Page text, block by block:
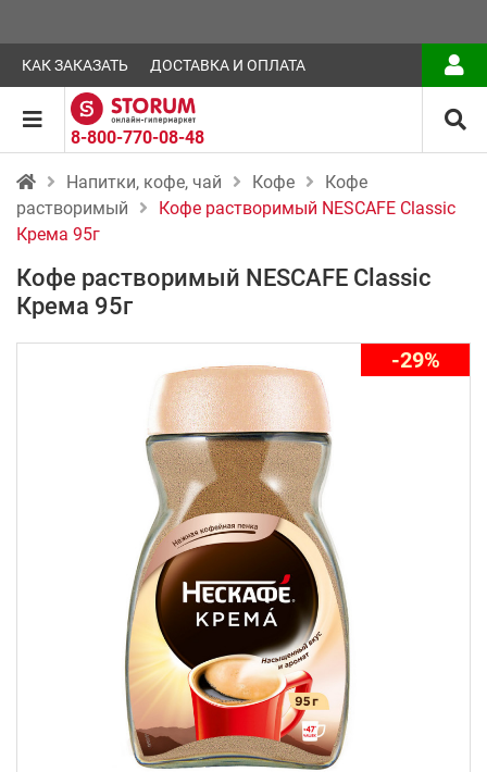
КАК ЗАКАЗАТЬ ДОСТАВКА И ОПЛАТА
8-800-770-08-48
Напитки, кофе, чай Кофе
Кофе
растворимый
Кофе растворимый NESCAFE Classic
Крема 95г
Кофе растворимый NESCAFE Classic
Крема 95г
-29%